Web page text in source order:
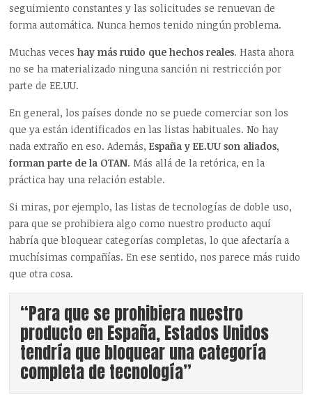
seguimiento constantes y las solicitudes se renuevan de
forma automática. Nunca hemos tenido ningún problema.
Muchas veceshay más ruido que hechos reales. Hasta ahora
no se ha materializado ninguna sanción ni restricción por
parte de EE.UU.
En general, los países donde no se puede comerciar son los
que ya están identificados en las listas habituales. No hay
nada extraño en eso. Además,España y EE.UU son aliados,
forman parte de la OTAN. Más allá de la retórica, en la
práctica hay una relación estable.
Si miras, por ejemplo, las listas de tecnologías de doble uso,
para que se prohibiera algo como nuestro producto aquí
habría que bloquear categorías completas, lo que afectaría a
muchísimas compañías. En ese sentido, nos parece más ruido
que otra cosa.
“Para que se prohibiera nuestro
producto en España, Estados Unidos
tendría que bloquear una categoría
completa de tecnología”